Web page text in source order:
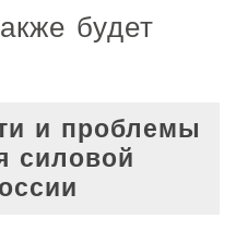
будет
и проблемы
силовой